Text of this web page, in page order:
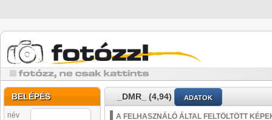
BELÉPÉS
név
_DMR_ (4,94) ADATOK
A FELHASZNÁLÓ ÁLTAL FELTÖLTÖTT